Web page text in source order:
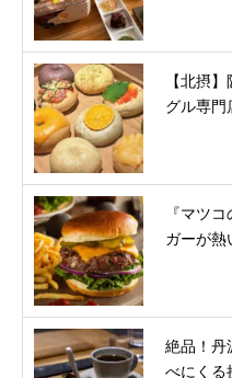
【北摂
グル専門
『マツ
ガーが熱
絶品！丹
べにくる